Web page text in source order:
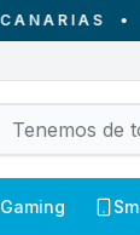
•
Gaming